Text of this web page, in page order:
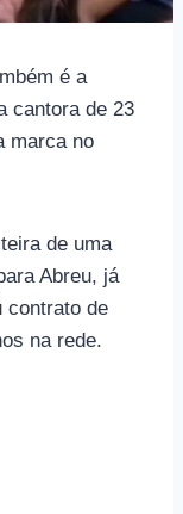
é a
cantora de 23
marca no
de uma
Abreu, já
contrato de
na rede.